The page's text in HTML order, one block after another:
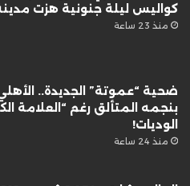
كواليس ليلة جنونية هزت
منذ 23 ساعة
ضحية “عموتة” الجديدة..
بنجمه المتألق رغم “العلامة
الوديات!
منذ 24 ساعة